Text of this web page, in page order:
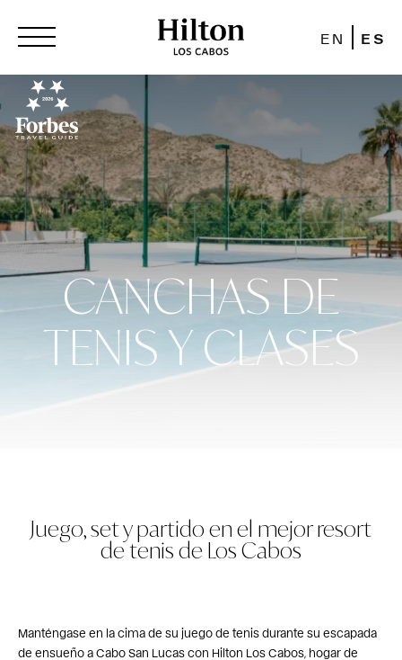
EN ES
CANCHAS DE
TENIS Y CLASES
Juego, set y partido en el mejor resort
de tenis de Los Cabos
Manténgase en la cima de su juego de tenis durante su escapada
de ensueño a Cabo San Lucas con Hilton Los Cabos, hogar de